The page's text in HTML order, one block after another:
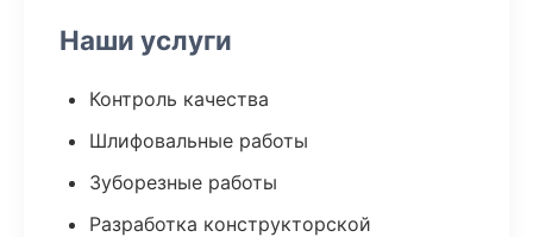
Наши услуги
Контроль качества
Шлифовальные работы
Зуборезные работы
Разработка конструкторской